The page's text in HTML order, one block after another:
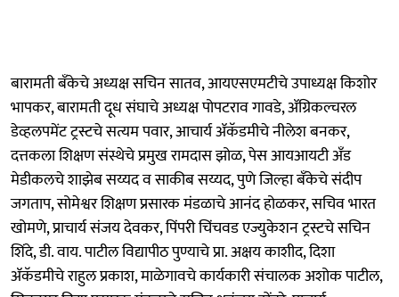
बारामती बँकेचे अध्यक्ष सचिन सातव, आयएसएमटीचे उपाध्यक्ष किशोर
भापकर, बारामती दूध संघाचे अध्यक्ष पोपटराव गावडे, ॲग्रिकल्चरल
डेव्हलपमेंट ट्रस्टचे सत्यम पवार, आचार्य ॲकॅडमीचे नीलेश बनकर,
दत्तकला शिक्षण संस्थेचे प्रमुख रामदास झोळ, पेस आयआयटी अँड
मेडीकलचे शाझेब सय्यद व साकीब सय्यद, पुणे जिल्हा बँकेचे संदीप
जगताप, सोमेश्वर शिक्षण प्रसारक मंडळाचे आनंद होळकर, सचिव भारत
खोमणे, प्राचार्य संजय देवकर, पिंपरी चिंचवड एज्युकेशन ट्रस्टचे सचिन
शिंदे, डी. वाय. पाटील विद्यापीठ पुण्याचे प्रा. अक्षय काशीद, दिशा
ॲकॅडमीचे राहुल प्रकाश, माळेगावचे कार्यकारी संचालक अशोक पाटील,